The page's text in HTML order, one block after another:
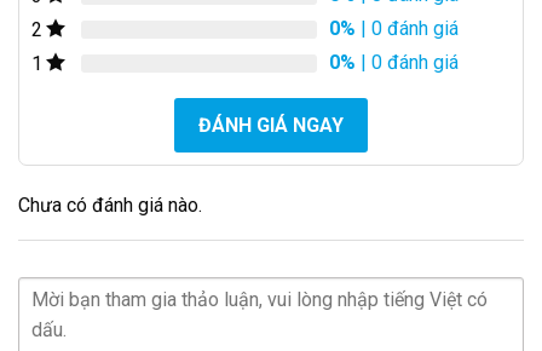
2
0% | 0 đánh giá
1
0% | 0 đánh giá
ĐÁNH GIÁ NGAY
Chưa có đánh giá nào.